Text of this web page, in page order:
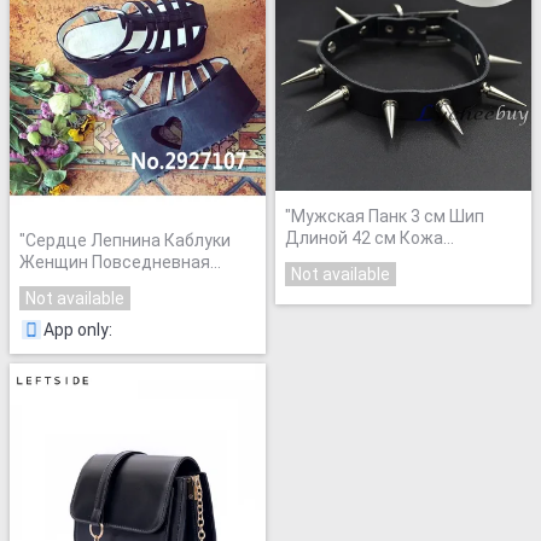
"Сердце Лепнина Каблуки
Женщин Повседневная
Creepers Обувь На Заказ
Сандалии Гладиаторов
Женщины Экстрим Высокие
Каблуки Насосы Zapatillas
Not available
App only:
"Мужская Панк 3 см Шип
Длиной 42 см Кожа
Серебряные Заклепки
Шпильки Choker Ожерелье
Ворота EMO Рок Байкер
Not available